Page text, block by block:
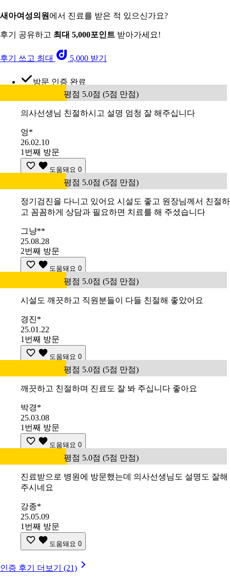
새아여성의원 에서 진료를 받은 적 있으신가요?
후기 공유하고 최대 5,000포인트 받아가세요!
후기 쓰고 최대 5,000 받기
방문 인증 완료
평점 5.0점 (5점 만점)
의사선생님 친절하시고 설명 엄청 잘 해주십니다
엉*
26.02.10
1번째 방문
도움돼요 0
평점 5.0점 (5점 만점)
정기검진을 다니고 있어요 시설도 좋고 원장님께서 친절하
고 꼼꼼하게 상담과 필요하면 치료를 해 주셨습니다
그냥**
25.08.28
2번째 방문
도움돼요 0
평점 5.0점 (5점 만점)
시설도 깨끗하고 직원분들이 다들 친절해 좋았어요
경진*
25.01.22
1번째 방문
도움돼요 0
평점 5.0점 (5점 만점)
깨끗하고 친절하며 진료도 잘 봐 주십니다 좋아요
박경*
25.03.08
1번째 방문
도움돼요 0
평점 5.0점 (5점 만점)
진료받으로 병원에 방문했는데 의사선생님도 설명도 잘해
주시네요
강종*
25.05.09
1번째 방문
도움돼요 0
인증 후기 더보기 (21)